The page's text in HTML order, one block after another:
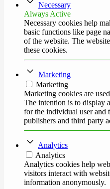
Necessary
Always Active
Necessary cookies help
basic functions like page
of the website. The
these cookies.
Marketing
Marketing
Marketing cookies are
The intention is to display
for the individual user and
publishers and third party
Analytics
Analytics
Analytics cookies help
visitors interact with
information anonymously.